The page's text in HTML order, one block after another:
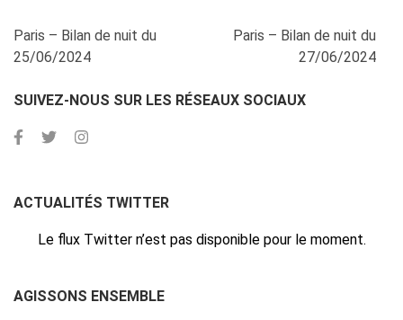
Navigation
de
Paris – Bilan de nuit du
25/06/2024
Paris – Bilan de nuit du
27/06/2024
SUIVEZ-NOUS SUR LES RÉSEAUX SOCIAUX
ACTUALITÉS TWITTER
Le flux Twitter n’est pas disponible pour le moment.
AGISSONS ENSEMBLE